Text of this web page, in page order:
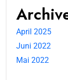
April 2025
Juni 2022
Mai 2022